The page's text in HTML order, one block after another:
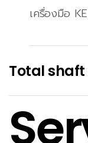
เครื่องมือ
Total shaft